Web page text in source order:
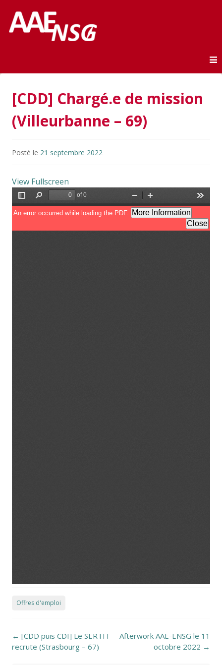
AAE-ENSG
[CDD] Chargé.e de mission
(Villeurbanne – 69)
Posté le 21 septembre 2022
View Fullscreen
Offres d'emploi
Post navigation
← [CDD puis CDI] Le SERTIT
recrute (Strasbourg – 67)
Afterwork AAE-ENSG le 11
octobre 2022 →